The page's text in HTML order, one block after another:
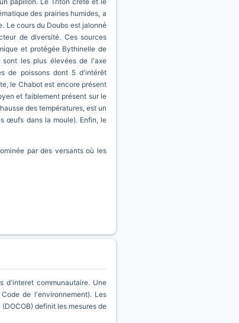
des prairies humides, a
Le cours du Doubs est jalonné
de diversité. Ces sources
et protégée Bythinelle de
sont les plus élevées de l'axe
de poissons dont 5 d'intérêt
le Chabot est encore présent
et faiblement présent sur le
des températures, est un
œufs dans la moule). Enfin, le
par des versants où les
d'interet communautaire. Une
de l'environnement). Les
definit les mesures de